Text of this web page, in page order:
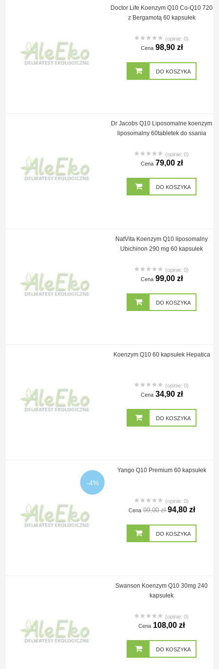
Doctor Life Koenzym Q10 Co-Q10 720
z Bergamotą 60 kapsułek
(opinie: 0)
Cena 98,90 zł
DO KOSZYKA
Dr Jacobs Q10 Liposomalne koenzym
liposomalny 60tabletek do ssania
(opinie: 0)
Cena 79,00 zł
DO KOSZYKA
NatVita Koenzym Q10 liposomalny
Ubichinon 290 mg 60 kapsułek
(opinie: 0)
Cena 99,00 zł
DO KOSZYKA
Koenzym Q10 60 kapsułek Hepatica
(opinie: 0)
Cena 34,90 zł
DO KOSZYKA
-4%
Yango Q10 Premium 60 kapsułek
(opinie: 0)
Cena 99,00 zł94,80 zł
DO KOSZYKA
Swanson Koenzym Q10 30mg 240
kapsułek
(opinie: 0)
Cena 108,00 zł
DO KOSZYKA